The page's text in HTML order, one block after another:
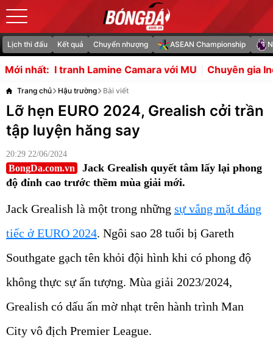
Lịch thi đấu Kết quả Chuyển nhượng ASEAN Championship
Mới nhất:Camara với MU Chuyên gia Indonesia dè
Trang chủ Hậu trường Bài viết
Lỡ hẹn EURO 2024, Grealish cởi trần
tập luyện hăng say
20:29 22/06/2024
BongDa.com.vn
Jack Grealish quyết tâm lấy lại phong
độ đỉnh cao trước thềm mùa giải mới.
Jack Grealish là một trong những sự vắng mặt đáng
tiếc ở EURO 2024. Ngôi sao 28 tuổi bị Gareth
Southgate gạch tên khỏi đội hình khi có phong độ
không thực sự ấn tượng. Mùa giải 2023/2024,
Grealish có dấu ấn mờ nhạt trên hành trình Man
City vô địch Premier League.